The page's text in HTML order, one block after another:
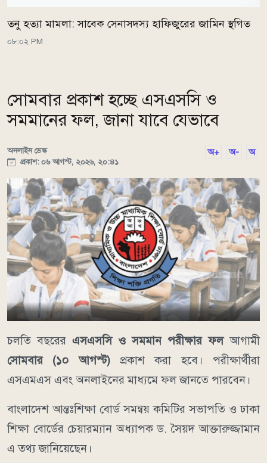
তনু হত্যা মামলা: সাবেক সেনাসদস্য হাফিজুরের জামিন স্থগিত
০৮:০২ PM
সোমবার প্রকাশ হচ্ছে এসএসসি ও
সমমানের ফল, জানা যাবে যেভাবে
অনলাইন ডেস্ক
প্রকাশ: ০৬ আগস্ট, ২০২৬, ২০:৪১
অ+ অ- অ
চলতি বছরের এসএসসি ও সমমান পরীক্ষার ফলআগামী
সোমবার (১০ আগস্ট)প্রকাশ করা হবে। পরীক্ষার্থীরা
এসএমএস এবং অনলাইনের মাধ্যমে ফল জানতে পারবেন।
বাংলাদেশ আন্তঃশিক্ষা বোর্ড সমন্বয় কমিটির সভাপতি ও ঢাকা
শিক্ষা বোর্ডের চেয়ারম্যান অধ্যাপক ড. সৈয়দ আক্তারুজ্জামান
এ তথ্য জানিয়েছেন।